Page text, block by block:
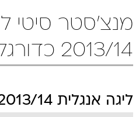
מנצ'סטר סיטי
2013/14 כדורגל
ליגה אנגלית 2013/14